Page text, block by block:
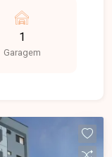
1
Garagem